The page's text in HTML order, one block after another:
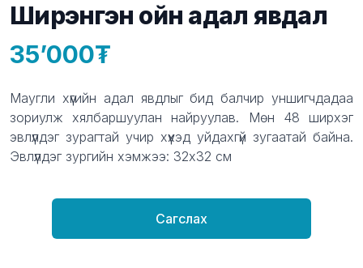
Ширэнгэн ойн адал явдал
Product information
35’000
Description
Маугли хүүгийн адал явдлыг бид балчир уншигчдадаа
зориулж хялбаршуулан найруулав. Мөн 48 ширхэг
эвлүүлдэг зурагтай учир хүүхэд уйдахгүй зугаатай байна.
Эвлүүлдэг зургийн хэмжээ: 32х32 см
Сагслах